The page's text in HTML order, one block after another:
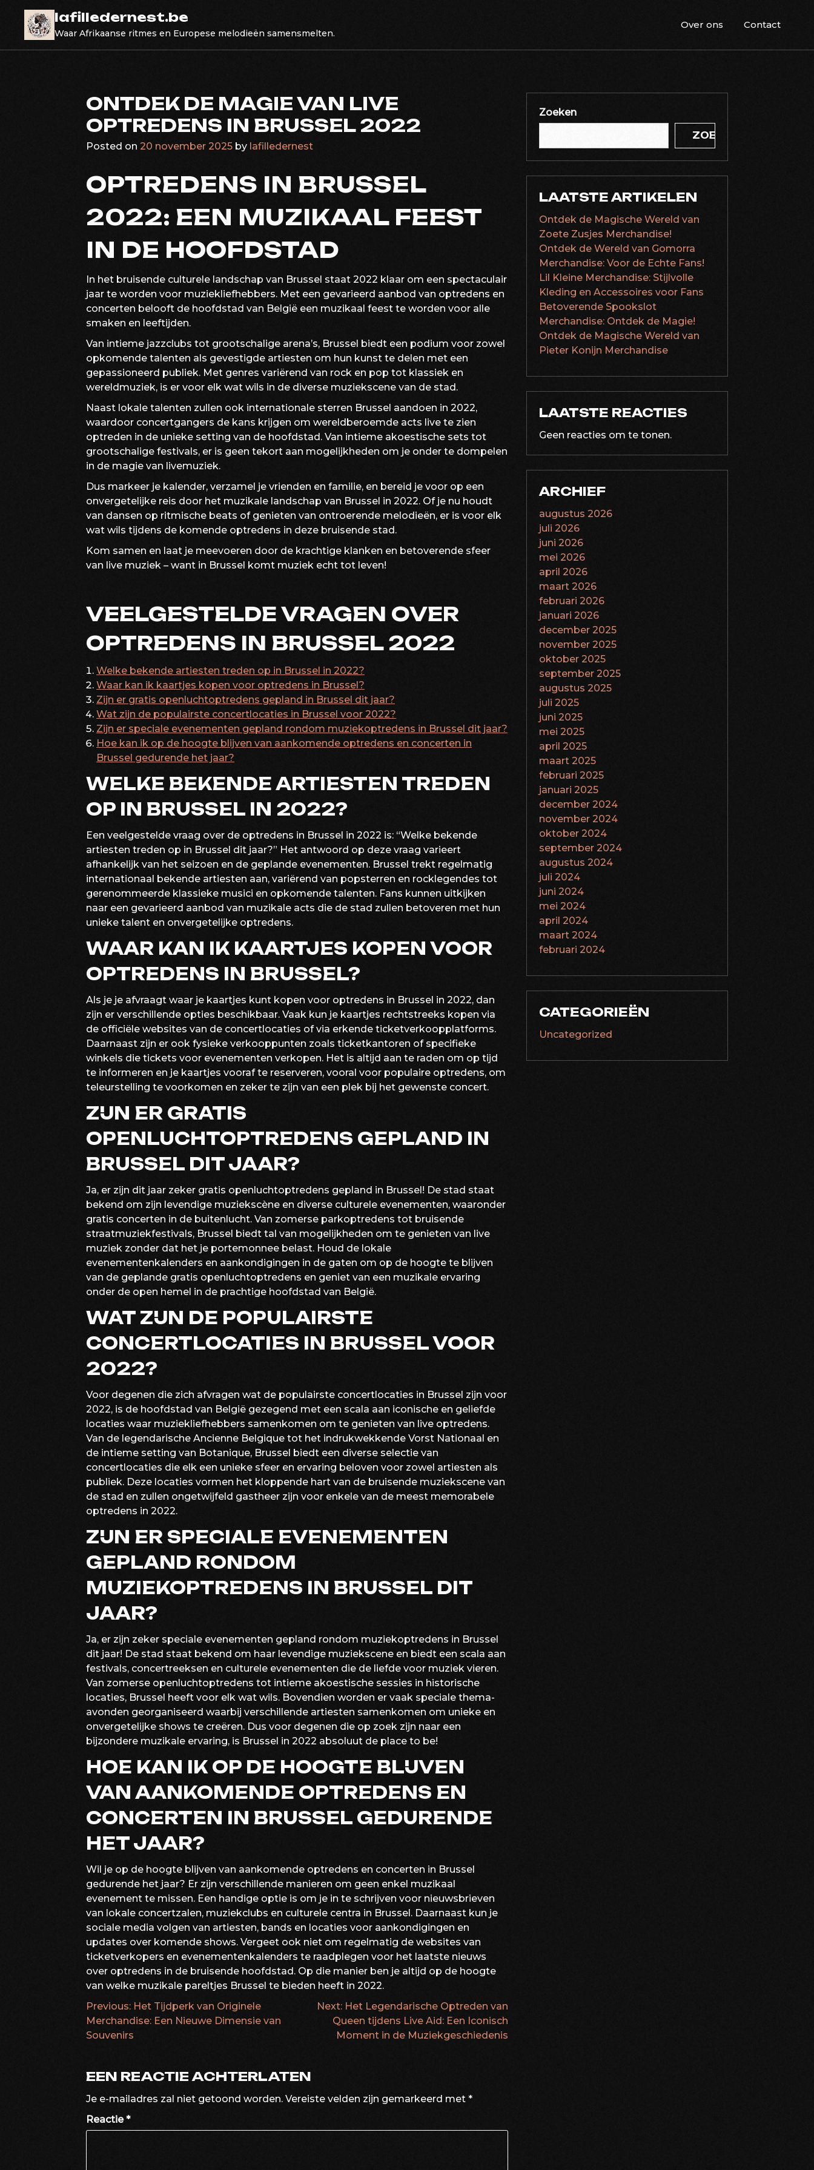
content
lafilledernest.be
Waar Afrikaanse ritmes en Europese melodieën samensmelten.
Over ons Contact
ONTDEK DE MAGIE VAN LIVE
OPTREDENS IN BRUSSEL 2022
Posted on 20 november 2025 by lafilledernest
OPTREDENS IN BRUSSEL
2022: EEN MUZIKAAL FEEST
IN DE HOOFDSTAD
In het bruisende culturele landschap van Brussel staat 2022 klaar om een spectaculair
jaar te worden voor muziekliefhebbers. Met een gevarieerd aanbod van optredens en
concerten belooft de hoofdstad van België een muzikaal feest te worden voor alle
smaken en leeftijden.
Van intieme jazzclubs tot grootschalige arena’s, Brussel biedt een podium voor zowel
opkomende talenten als gevestigde artiesten om hun kunst te delen met een
gepassioneerd publiek. Met genres variërend van rock en pop tot klassiek en
wereldmuziek, is er voor elk wat wils in de diverse muziekscene van de stad.
Naast lokale talenten zullen ook internationale sterren Brussel aandoen in 2022,
waardoor concertgangers de kans krijgen om wereldberoemde acts live te zien
optreden in de unieke setting van de hoofdstad. Van intieme akoestische sets tot
grootschalige festivals, er is geen tekort aan mogelijkheden om je onder te dompelen
in de magie van livemuziek.
Dus markeer je kalender, verzamel je vrienden en familie, en bereid je voor op een
onvergetelijke reis door het muzikale landschap van Brussel in 2022. Of je nu houdt
van dansen op ritmische beats of genieten van ontroerende melodieën, er is voor elk
wat wils tijdens de komende optredens in deze bruisende stad.
Kom samen en laat je meevoeren door de krachtige klanken en betoverende sfeer
van live muziek – want in Brussel komt muziek echt tot leven!
VEELGESTELDE VRAGEN OVER
OPTREDENS IN BRUSSEL 2022
Welke bekende artiesten treden op in Brussel in 2022?
Waar kan ik kaartjes kopen voor optredens in Brussel?
Zijn er gratis openluchtoptredens gepland in Brussel dit jaar?
Wat zijn de populairste concertlocaties in Brussel voor 2022?
Zijn er speciale evenementen gepland rondom muziekoptredens in Brussel dit jaar?
Hoe kan ik op de hoogte blijven van aankomende optredens en concerten in
Brussel gedurende het jaar?
WELKE BEKENDE ARTIESTEN TREDEN
OP IN BRUSSEL IN 2022?
Een veelgestelde vraag over de optredens in Brussel in 2022 is: “Welke bekende
artiesten treden op in Brussel dit jaar?” Het antwoord op deze vraag varieert
afhankelijk van het seizoen en de geplande evenementen. Brussel trekt regelmatig
internationaal bekende artiesten aan, variërend van popsterren en rocklegendes tot
gerenommeerde klassieke musici en opkomende talenten. Fans kunnen uitkijken
naar een gevarieerd aanbod van muzikale acts die de stad zullen betoveren met hun
unieke talent en onvergetelijke optredens.
WAAR KAN IK KAARTJES KOPEN VOOR
OPTREDENS IN BRUSSEL?
Als je je afvraagt waar je kaartjes kunt kopen voor optredens in Brussel in 2022, dan
zijn er verschillende opties beschikbaar. Vaak kun je kaartjes rechtstreeks kopen via
de officiële websites van de concertlocaties of via erkende ticketverkoopplatforms.
Daarnaast zijn er ook fysieke verkooppunten zoals ticketkantoren of specifieke
winkels die tickets voor evenementen verkopen. Het is altijd aan te raden om op tijd
te informeren en je kaartjes vooraf te reserveren, vooral voor populaire optredens, om
teleurstelling te voorkomen en zeker te zijn van een plek bij het gewenste concert.
ZIJN ER GRATIS
OPENLUCHTOPTREDENS GEPLAND IN
BRUSSEL DIT JAAR?
Ja, er zijn dit jaar zeker gratis openluchtoptredens gepland in Brussel! De stad staat
bekend om zijn levendige muziekscène en diverse culturele evenementen, waaronder
gratis concerten in de buitenlucht. Van zomerse parkoptredens tot bruisende
straatmuziekfestivals, Brussel biedt tal van mogelijkheden om te genieten van live
muziek zonder dat het je portemonnee belast. Houd de lokale
evenementenkalenders en aankondigingen in de gaten om op de hoogte te blijven
van de geplande gratis openluchtoptredens en geniet van een muzikale ervaring
onder de open hemel in de prachtige hoofdstad van België.
WAT ZIJN DE POPULAIRSTE
CONCERTLOCATIES IN BRUSSEL VOOR
2022?
Voor degenen die zich afvragen wat de populairste concertlocaties in Brussel zijn voor
2022, is de hoofdstad van België gezegend met een scala aan iconische en geliefde
locaties waar muziekliefhebbers samenkomen om te genieten van live optredens.
Van de legendarische Ancienne Belgique tot het indrukwekkende Vorst Nationaal en
de intieme setting van Botanique, Brussel biedt een diverse selectie van
concertlocaties die elk een unieke sfeer en ervaring beloven voor zowel artiesten als
publiek. Deze locaties vormen het kloppende hart van de bruisende muziekscene van
de stad en zullen ongetwijfeld gastheer zijn voor enkele van de meest memorabele
optredens in 2022.
ZIJN ER SPECIALE EVENEMENTEN
GEPLAND RONDOM
MUZIEKOPTREDENS IN BRUSSEL DIT
JAAR?
Ja, er zijn zeker speciale evenementen gepland rondom muziekoptredens in Brussel
dit jaar! De stad staat bekend om haar levendige muziekscene en biedt een scala aan
festivals, concertreeksen en culturele evenementen die de liefde voor muziek vieren.
Van zomerse openluchtoptredens tot intieme akoestische sessies in historische
locaties, Brussel heeft voor elk wat wils. Bovendien worden er vaak speciale thema-
avonden georganiseerd waarbij verschillende artiesten samenkomen om unieke en
onvergetelijke shows te creëren. Dus voor degenen die op zoek zijn naar een
bijzondere muzikale ervaring, is Brussel in 2022 absoluut de place to be!
HOE KAN IK OP DE HOOGTE BLIJVEN
VAN AANKOMENDE OPTREDENS EN
CONCERTEN IN BRUSSEL GEDURENDE
HET JAAR?
Wil je op de hoogte blijven van aankomende optredens en concerten in Brussel
gedurende het jaar? Er zijn verschillende manieren om geen enkel muzikaal
evenement te missen. Een handige optie is om je in te schrijven voor nieuwsbrieven
van lokale concertzalen, muziekclubs en culturele centra in Brussel. Daarnaast kun je
sociale media volgen van artiesten, bands en locaties voor aankondigingen en
updates over komende shows. Vergeet ook niet om regelmatig de websites van
ticketverkopers en evenementenkalenders te raadplegen voor het laatste nieuws
over optredens in de bruisende hoofdstad. Op die manier ben je altijd op de hoogte
van welke muzikale pareltjes Brussel te bieden heeft in 2022.
BERICHTNAVIGATIE
Previous: Het Tijdperk van Originele
Merchandise: Een Nieuwe Dimensie van
Souvenirs
Next: Het Legendarische Optreden van
Queen tijdens Live Aid: Een Iconisch
Moment in de Muziekgeschiedenis
EEN REACTIE ACHTERLATEN
Je e-mailadres zal niet getoond worden. Vereiste velden zijn gemarkeerd met *
Reactie*
Zoeken
ZOEKEN
LAATSTE ARTIKELEN
Ontdek de Magische Wereld van
Zoete Zusjes Merchandise!
Ontdek de Wereld van Gomorra
Merchandise: Voor de Echte Fans!
Lil Kleine Merchandise: Stijlvolle
Kleding en Accessoires voor Fans
Betoverende Spookslot
Merchandise: Ontdek de Magie!
Ontdek de Magische Wereld van
Pieter Konijn Merchandise
LAATSTE REACTIES
Geen reacties om te tonen.
ARCHIEF
augustus 2026
juli 2026
juni 2026
mei 2026
april 2026
maart 2026
februari 2026
januari 2026
december 2025
november 2025
oktober 2025
september 2025
augustus 2025
juli 2025
juni 2025
mei 2025
april 2025
maart 2025
februari 2025
januari 2025
december 2024
november 2024
oktober 2024
september 2024
augustus 2024
juli 2024
juni 2024
mei 2024
april 2024
maart 2024
februari 2024
CATEGORIEËN
Uncategorized